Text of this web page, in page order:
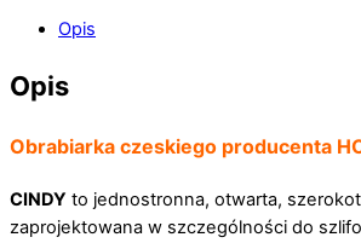
Opis
Opis
Obrabiarka czeskiego producenta
CINDY to jednostronna, otwarta,
zaprojektowana w szczególności do